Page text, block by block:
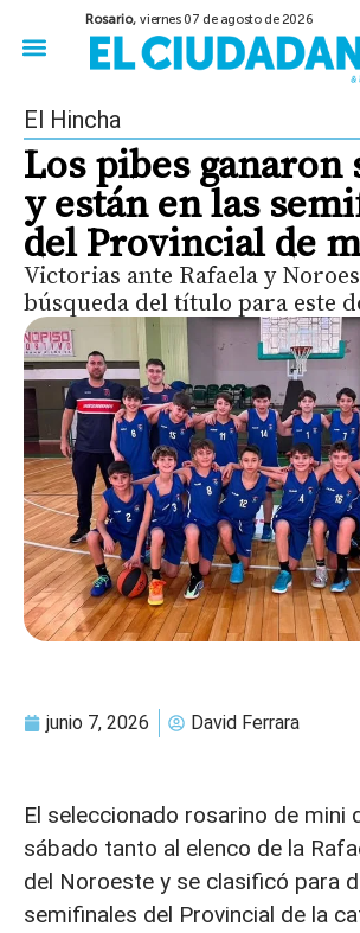
Rosario,viernes 07 de agosto de 2026
El Hincha
Los pibes ganaron
y están en las
del Provincial de
Victorias ante Rafaela y
búsqueda del título para este
junio 7, 2026 David Ferrara
El seleccionado rosarino de mini
sábado tanto al elenco de la
del Noroeste y se clasificó para
semifinales del Provincial de la